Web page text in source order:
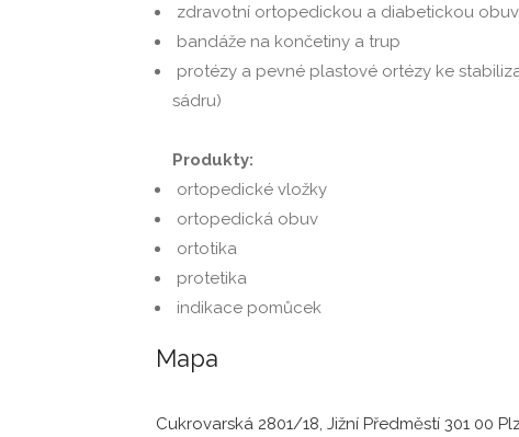
zdravotní ortopedickou a diabetickou obuv
bandáže na končetiny a trup
protézy a pevné plastové ortézy ke
sádru)
Produkty:
ortopedické vložky
ortopedická obuv
ortotika
protetika
indikace pomůcek
Mapa
Cukrovarská 2801/18, Jižní Předměstí 301 00